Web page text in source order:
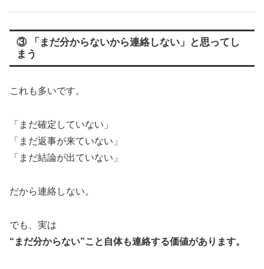
③ 「まだ分からないから連絡しない」と思ってし
まう
これも多いです。
「まだ確定していない」
「まだ返事が来ていない」
「まだ結論が出ていない」
だから連絡しない。
でも、実は
“まだ分からない”こと自体も連絡する価値があります。